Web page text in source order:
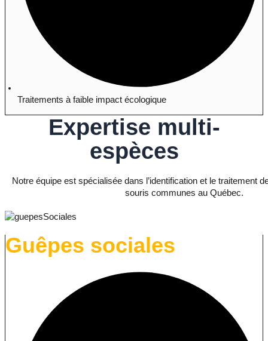
Traitements à faible impact écologique
Expertise multi-
espèces
Notre équipe est spécialisée dans l’identification et le traitement
souris communes au Québec.
Guêpes sociales